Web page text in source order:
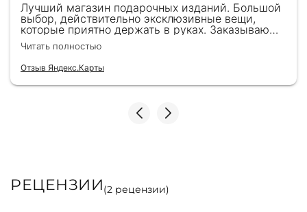
Лучший магазин подарочных изданий. Большой
выбор, действительно эксклюзивные вещи,
которые приятно держать в руках. Заказываю
здесь уже второй раз для бизнес-партнеров,
всегда всё безупречно — от общения с
консультантами до качества самих книг.
Однозначно рекомендую
Читать полностью
Отзыв Яндекс.Карты
РЕЦЕНЗИИ(2 рецензии)